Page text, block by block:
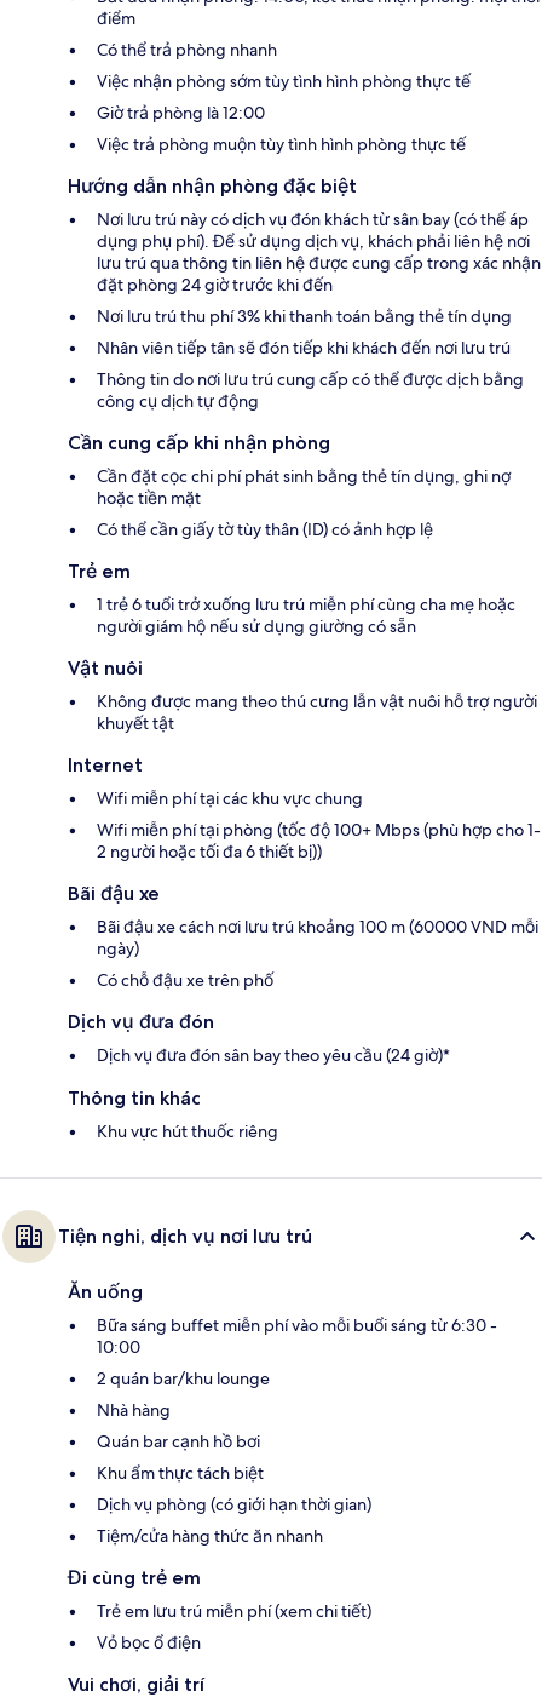
điểm
Có thể trả phòng nhanh
Việc nhận phòng sớm tùy tình hình phòng thực tế
Giờ trả phòng là 12:00
Việc trả phòng muộn tùy tình hình phòng thực tế
Hướng dẫn nhận phòng đặc biệt
Nơi lưu trú này có dịch vụ đón khách từ sân bay (có thể áp
dụng phụ phí). Để sử dụng dịch vụ, khách phải liên hệ nơi
lưu trú qua thông tin liên hệ được cung cấp trong xác nhận
đặt phòng 24 giờ trước khi đến
Nơi lưu trú thu phí 3% khi thanh toán bằng thẻ tín dụng
Nhân viên tiếp tân sẽ đón tiếp khi khách đến nơi lưu trú
Thông tin do nơi lưu trú cung cấp có thể được dịch bằng
công cụ dịch tự động
Cần cung cấp khi nhận phòng
Cần đặt cọc chi phí phát sinh bằng thẻ tín dụng, ghi nợ
hoặc tiền mặt
Có thể cần giấy tờ tùy thân (ID) có ảnh hợp lệ
Trẻ em
1 trẻ 6 tuổi trở xuống lưu trú miễn phí cùng cha mẹ hoặc
người giám hộ nếu sử dụng giường có sẵn
Vật nuôi
Không được mang theo thú cưng lẫn vật nuôi hỗ trợ người
khuyết tật
Internet
Wifi miễn phí tại các khu vực chung
Wifi miễn phí tại phòng (tốc độ 100+ Mbps (phù hợp cho 1-
2 người hoặc tối đa 6 thiết bị))
Bãi đậu xe
Bãi đậu xe cách nơi lưu trú khoảng 100 m (60000 VND mỗi
ngày)
Có chỗ đậu xe trên phố
Dịch vụ đưa đón
Dịch vụ đưa đón sân bay theo yêu cầu (24 giờ)*
Thông tin khác
Khu vực hút thuốc riêng
Tiện nghi, dịch vụ nơi lưu trú
Ăn uống
Bữa sáng buffet miễn phí vào mỗi buổi sáng từ 6:30 -
10:00
2 quán bar/khu lounge
Nhà hàng
Quán bar cạnh hồ bơi
Khu ẩm thực tách biệt
Dịch vụ phòng (có giới hạn thời gian)
Tiệm/cửa hàng thức ăn nhanh
Đi cùng trẻ em
Trẻ em lưu trú miễn phí (xem chi tiết)
Vỏ bọc ổ điện
Vui chơi, giải trí